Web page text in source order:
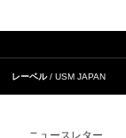
レーベル USM JAPAN
ニュースレター